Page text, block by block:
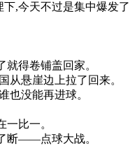
下,今天不过是集中爆发了
就得卷铺盖回家。
从悬崖边 上拉了 回来。
也没能再进球。
一比一。
断——点球大战。